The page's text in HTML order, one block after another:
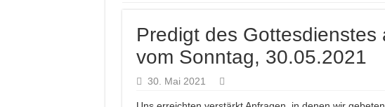
Predigt des Gottesdienstes
vom Sonntag, 30.05.2021
30. Mai 2021